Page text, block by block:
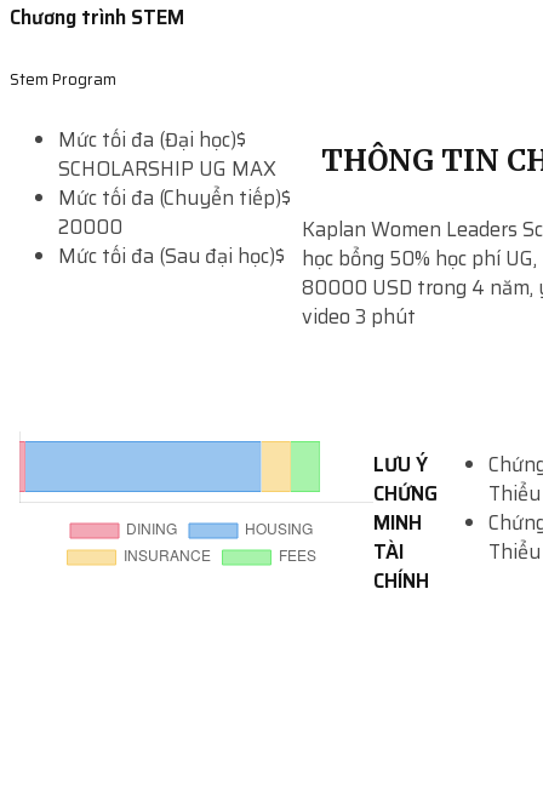
Chương trình STEM
Stem Program
Mức tối đa (Đại học)$
SCHOLARSHIP UG MAX
Mức tối đa (Chuyển tiếp)$
20000
Mức tối đa (Sau đại học)$
THÔNG TIN
Kaplan Women Leaders
học bổng 50% học phí
80000 USD trong 4 năm,
video 3 phút
LƯU Ý
CHỨNG
MINH
TÀI
CHÍNH